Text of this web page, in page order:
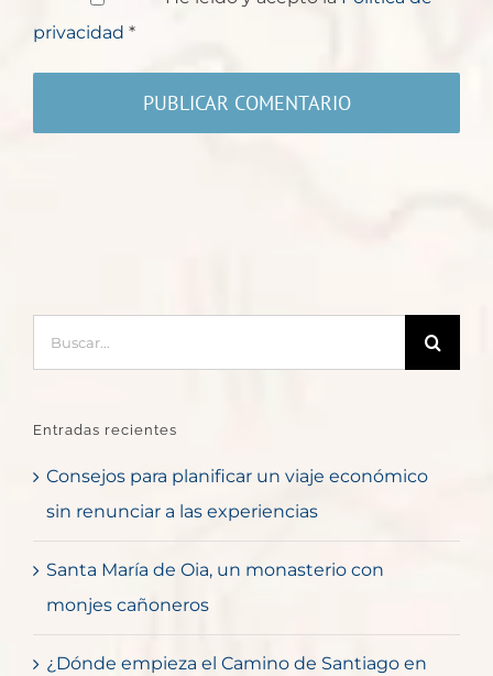
privacidad *
Entradas recientes
Consejos para planificar un viaje económico
sin renunciar a las experiencias
Santa María de Oia, un monasterio con
monjes cañoneros
¿Dónde empieza el Camino de Santiago en